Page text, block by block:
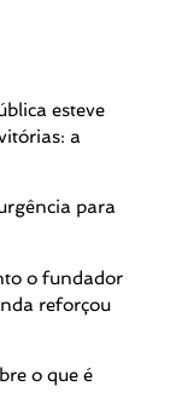
esteve
a
para
o fundador
reforçou
o que é